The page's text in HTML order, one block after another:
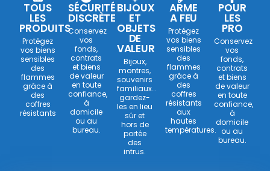
TOUS
LES
PRODUITS
Protégez
vos biens
sensibles
des
flammes
grâce à
des
coffres
résistants
SÉCURITÉ
DISCRÈTE
Conservez
vos
fonds,
contrats
et biens
de valeur
en toute
confiance,
à
domicile
ou au
bureau.
BIJOUX
ET
OBJETS
DE
VALEUR
Bijoux,
montres,
souvenirs
familiaux…
gardez-
les en lieu
sûr et
hors de
portée
des
intrus.
ARME
A FEU
Protégez
vos biens
sensibles
des
flammes
grâce à
des
coffres
résistants
aux
hautes
températures.
POUR
LES
PRO
Conservez
vos
fonds,
contrats
et biens
de valeur
en toute
confiance,
à
domicile
ou au
bureau.